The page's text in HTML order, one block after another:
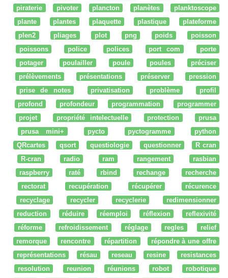
piraterie
pivoter plancton planètes
planktoscope
plante
plantes plaquette plastique
plateforme
plen2
pliages plot png poids
poisson
poissons
police polices port com
porte
potager
poulailler poule poules
préciser
prélèvements
présentations préserver
pression
prise de notes
privatisation problème
profil
profond
profondeur programmation
programmer
projet
propriété intelectuelle protection
prusa
prusa mini+
pycto pyctogramme
python
QRcartes
qsort questiologie questionner
R cran
R-cran
radio ram rangement
rasbian
raspberry
raté rbind rechange
recherche
rectorat
recupération récupérer
récurence
recyclage
recycler recyclerie
redimensionner
reduction
réduire réemploi réflexion
reflexivité
réforme
refroidissement réglage regles
relief
remorque
rencontre répartition
répondre à une offre
représentations
résau reseau resine
resistances
resolution
reunion réunions robot
robotique